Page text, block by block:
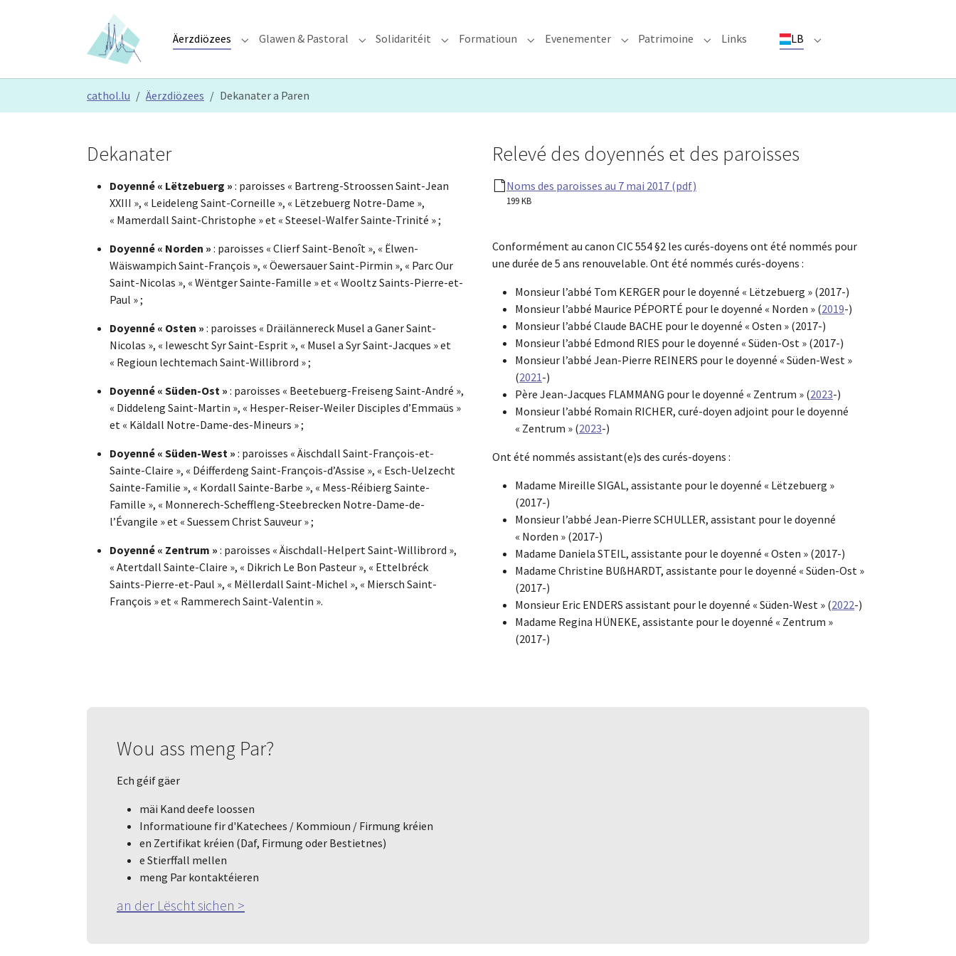
Äerzdiözees Submenu for "Äerzdiözees"
Glawen & Pastoral Submenu for "Glawen & Pastoral"
Solidaritéit Submenu for "Solidaritéit"
Formatioun Submenu for "Formatioun"
Evenementer Submenu for "Evenementer"
Patrimoine Submenu for "Patrimoine"
Links LB Submenu for "LB"
cathol.lu Äerzdiözees Dekanater a Paren
Dekanater
Doyenné « Lëtzebuerg » : paroisses « Bartreng-Stroossen Saint-Jean
XXIII », « Leideleng Saint-Corneille », « Lëtzebuerg Notre-Dame »,
« Mamerdall Saint-Christophe » et « Steesel-Walfer Sainte-Trinité » ;
Doyenné « Norden » : paroisses « Clierf Saint-Benoît », « Ëlwen-
Wäiswampich Saint-François », « Öewersauer Saint-Pirmin », « Parc Our
Saint-Nicolas », « Wëntger Sainte-Famille » et « Wooltz Saints-Pierre-et-
Paul » ;
Doyenné « Osten » : paroisses « Dräilännereck Musel a Ganer Saint-
Nicolas », « Iewescht Syr Saint-Esprit », « Musel a Syr Saint-Jacques » et
« Regioun lechtemach Saint-Willibrord » ;
Doyenné « Süden-Ost » : paroisses « Beetebuerg-Freiseng Saint-André »,
« Diddeleng Saint-Martin », « Hesper-Reiser-Weiler Disciples d’Emmaüs »
et « Käldall Notre-Dame-des-Mineurs » ;
Doyenné « Süden-West » : paroisses « Äischdall Saint-François-et-
Sainte-Claire », « Déifferdeng Saint-François-d’Assise », « Esch-Uelzecht
Sainte-Familie », « Kordall Sainte-Barbe », « Mess-Réibierg Sainte-
Famille », « Monnerech-Scheffleng-Steebrecken Notre-­Dame-de-
l’Évangile » et « Suessem Christ Sauveur » ;
Doyenné « Zentrum » : paroisses « Äischdall-Helpert Saint-Willibrord »,
« Atertdall Sainte-Claire », « Dikrich Le Bon Pasteur », « Ettelbréck
Saints-Pierre-et-Paul », « Mëllerdall Saint-Michel », « Miersch Saint-
François » et « Rammerech Saint-Valentin ».
Relevé des doyennés et des paroisses
Noms des paroisses au 7 mai 2017 (pdf)
199 KB
Conformément au canon CIC 554 §2 les curés-doyens ont été nommés pour
une durée de 5 ans renouvelable. Ont été nommés curés-doyens :
Monsieur l’abbé Tom KERGER pour le doyenné « Lëtzebuerg » (2017-)
Monsieur l’abbé Maurice PÉPORTÉ pour le doyenné « Norden » (2019-)
Monsieur l’abbé Claude BACHE pour le doyenné « Osten » (2017-)
Monsieur l’abbé Edmond RIES pour le doyenné « Süden-Ost » (2017-)
Monsieur l’abbé Jean-Pierre REINERS pour le doyenné « Süden-West »
(2021-)
Père Jean-Jacques FLAMMANG pour le doyenné « Zentrum » (2023-)
Monsieur l’abbé Romain RICHER, curé-doyen adjoint pour le doyenné
« Zentrum » (2023-)
Ont été nommés assistant(e)s des curés-doyens :
Madame Mireille SIGAL, assistante pour le doyenné « Lëtzebuerg »
(2017-)
Monsieur l’abbé Jean-Pierre SCHULLER, assistant pour le doyenné
« Norden » (2017-)
Madame Daniela STEIL, assistante pour le doyenné « Osten » (2017-)
Madame Christine BUßHARDT, assistante pour le doyenné « Süden-Ost »
(2017-)
Monsieur Eric ENDERS assistant pour le doyenné « Süden-West » (2022-)
Madame Regina HÜNEKE, assistante pour le doyenné « Zentrum »
(2017-)
Wou ass meng Par?
Ech géif gäer
mäi Kand deefe loossen
Informatioune fir d'Katechees / Kommioun / Firmung kréien
en Zertifikat kréien (Daf, Firmung oder Bestietnes)
e Stierffall mellen
meng Par kontaktéieren
an der Lëscht sichen >